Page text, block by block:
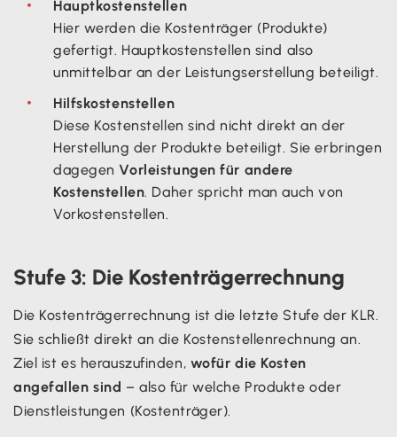
Hauptkostenstellen
Hier werden die Kostenträger (Produkte)
gefertigt. Hauptkostenstellen sind also
unmittelbar an der Leistungserstellung beteiligt.
Hilfskostenstellen
Diese Kostenstellen sind nicht direkt an der
Herstellung der Produkte beteiligt. Sie erbringen
dagegen Vorleistungen für andere
Kostenstellen. Daher spricht man auch von
Vorkostenstellen.
Stufe 3: Die Kostenträgerrechnung
Die Kostenträgerrechnung ist die letzte Stufe der KLR.
Sie schließt direkt an die Kostenstellenrechnung an.
Ziel ist es herauszufinden, wofür die Kosten
angefallen sind – also für welche Produkte oder
Dienstleistungen (Kostenträger).